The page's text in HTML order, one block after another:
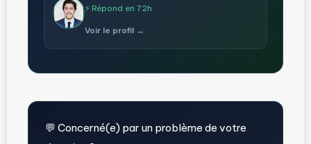
⚡ Répond en 72h
Voir le profil →
💬 Concerné(e) par un problème de votre